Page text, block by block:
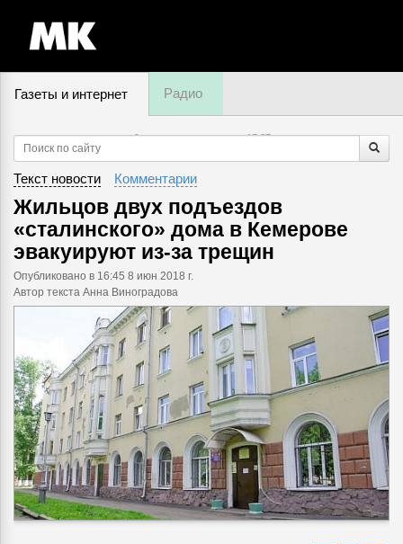
Газеты и интернет Радио
9 августа, воскресенье,17:37
Текст новости Комментарии
Жильцов двух подъездов
«сталинского» дома в Кемерове
эвакуируют из-за трещин
Опубликовано в 16:45 8 июн 2018 г.
Автор текста Анна Виноградова